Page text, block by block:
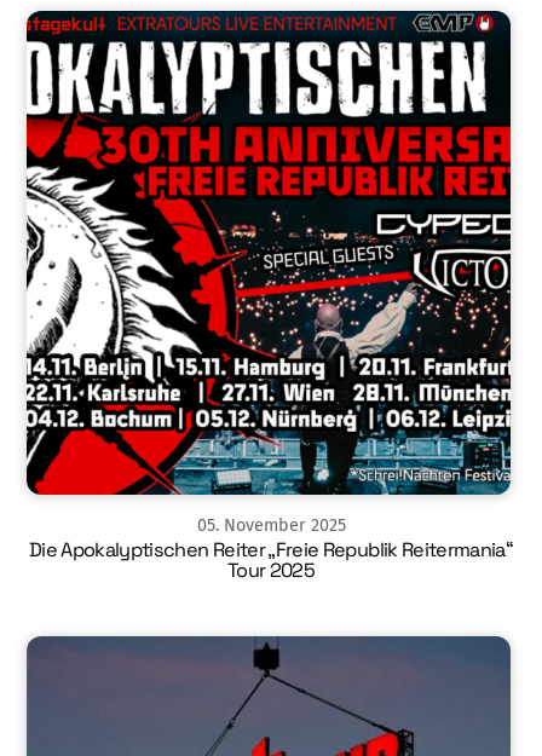
05. November 2025
Die Apokalyptischen Reiter „Freie Republik Reitermania“
Tour 2025